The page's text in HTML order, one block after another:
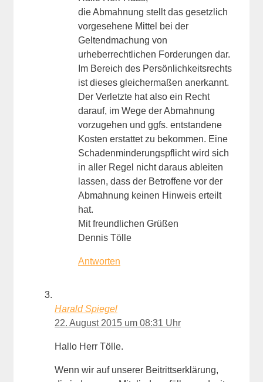
die Abmahnung stellt das gesetzlich
vorgesehene Mittel bei der
Geltendmachung von
urheberrechtlichen Forderungen dar.
Im Bereich des Persönlichkeitsrechts
ist dieses gleichermaßen anerkannt.
Der Verletzte hat also ein Recht
darauf, im Wege der Abmahnung
vorzugehen und ggfs. entstandene
Kosten erstattet zu bekommen. Eine
Schadenminderungspflicht wird sich
in aller Regel nicht daraus ableiten
lassen, dass der Betroffene vor der
Abmahnung keinen Hinweis erteilt
hat.
Mit freundlichen Grüßen
Dennis Tölle
Antworten
Harald Spiegel
22. August 2015 um 08:31 Uhr
Hallo Herr Tölle.
Wenn wir auf unserer Beitrittserklärung,